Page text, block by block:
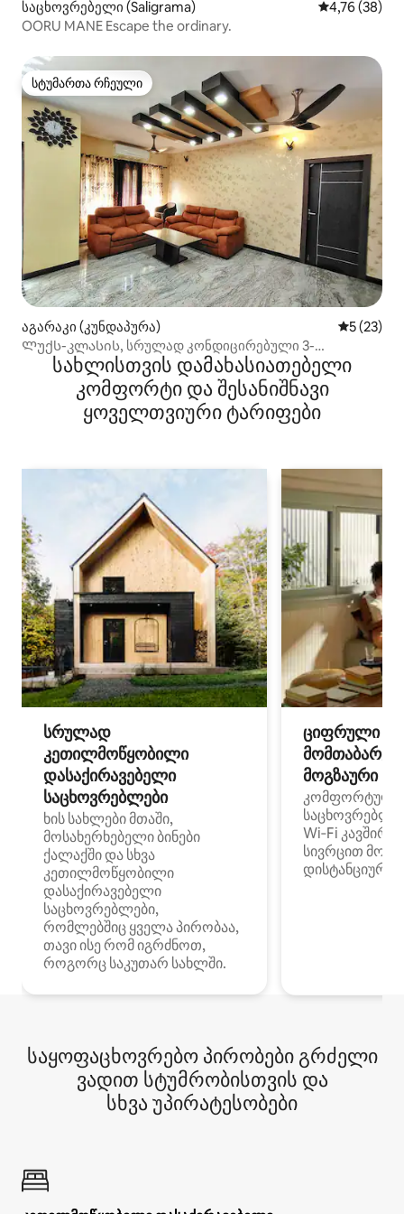
საცხოვრებელი (Saligrama) საშუალო
4,76 (38)
OORU MANE Escape the ordinary.
სტუმართა რჩეული
სტუმართა რჩეული
აგარაკი (კუნდაპურა) საშუალო
5 (23)
Ლუქს-კლასის, სრულად კონდიცირებული 3-
საძინებლიანი სახლი
სახლისთვის დამახასიათებელი
კომფორტი და შესანიშნავი
ყოველთვიური ტარიფები
სრულად
კეთილმოწყობილი
დასაქირავებელი
საცხოვრებლები
ხის სახლები მთაში,
მოსახერხებელი ბინები
ქალაქში და სხვა
კეთილმოწყობილი
დასაქირავებელი
საცხოვრებლები,
რომლებშიც ყველა პირობაა,
თავი ისე რომ იგრძნოთ,
როგორც საკუთარ სახლში.
ციფრული
მოგზაური
კომფორტული
Wi‑Fi
სივრცით
დისტანციური
საყოფაცხოვრებო პირობები გრძელი
ვადით სტუმრობისთვის და
სხვა უპირატესობები